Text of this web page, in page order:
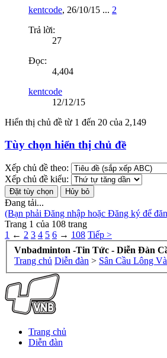
kentcode, 26/10/15 ... 2
Trả lời:
27
Đọc:
4,404
kentcode
12/12/15
Hiển thị chủ đề từ 1 đến 20 của 2,149
Tùy chọn hiển thị chủ đề
Xếp chủ đề theo:
Xếp chủ đề kiểu:
Đang tải...
(Bạn phải Đăng nhập hoặc Đăng ký để
Trang 1 của 108 trang
1 ← 2 3 4 5 6 → 108 Tiếp >
Vnbadminton -Tin Tức - Diễn Đàn
Trang chủ Diễn đàn > Sân Cầu Lông
Trang chủ
Diễn đàn